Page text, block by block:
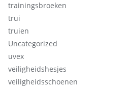
trainingsbroeken
trui
truien
Uncategorized
uvex
veiligheidshesjes
veiligheidsschoenen